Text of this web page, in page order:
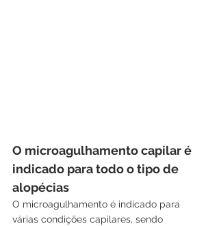
O microagulhamento capilar é
indicado para todo o tipo de
alopécias
O microagulhamento é indicado para
várias condições capilares, sendo